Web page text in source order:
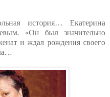
история… Екатерина
«Он был значительно
и ждал рождения своего